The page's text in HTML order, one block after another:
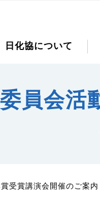
日化協について
員会活
受賞講演会開催のご案内